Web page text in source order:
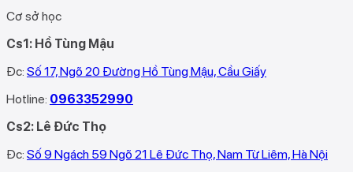
Cơ sở học
Cs1: Hồ Tùng Mậu
Đc: Số 17, Ngõ 20 Đường Hồ Tùng Mậu, Cầu Giấy
Hotline: 0963352990
Cs2: Lê Đức Thọ
Đc: Số 9 Ngách 59 Ngõ 21 Lê Đức Thọ, Nam Từ Liêm, Hà Nội